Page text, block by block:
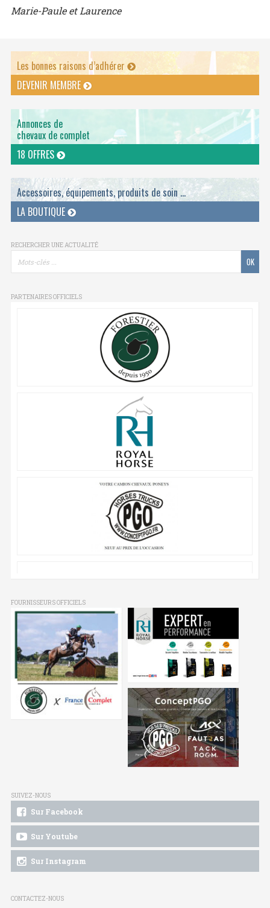
Marie-Paule et Laurence
Les bonnes raisons d’adhérer
DEVENIR MEMBRE
Annonces de
chevaux de complet
18 OFFRES
Accessoires, équipements, produits de soin ...
LA BOUTIQUE
RECHERCHER UNE ACTUALITÉ
PARTENAIRES OFFICIELS
FOURNISSEURS OFFICIELS
SUIVEZ-NOUS
Sur Facebook
Sur Youtube
Sur Instagram
CONTACTEZ-NOUS